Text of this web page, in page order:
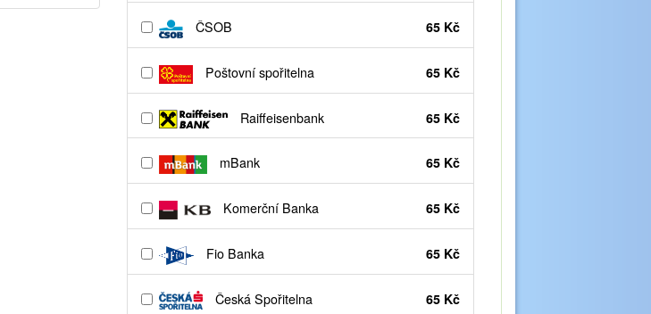
ČSOB 65 Kč
Poštovní spořitelna 65 Kč
Raiffeisenbank 65 Kč
mBank 65 Kč
Komerční Banka 65 Kč
Fio Banka 65 Kč
Česká Spořitelna 65 Kč